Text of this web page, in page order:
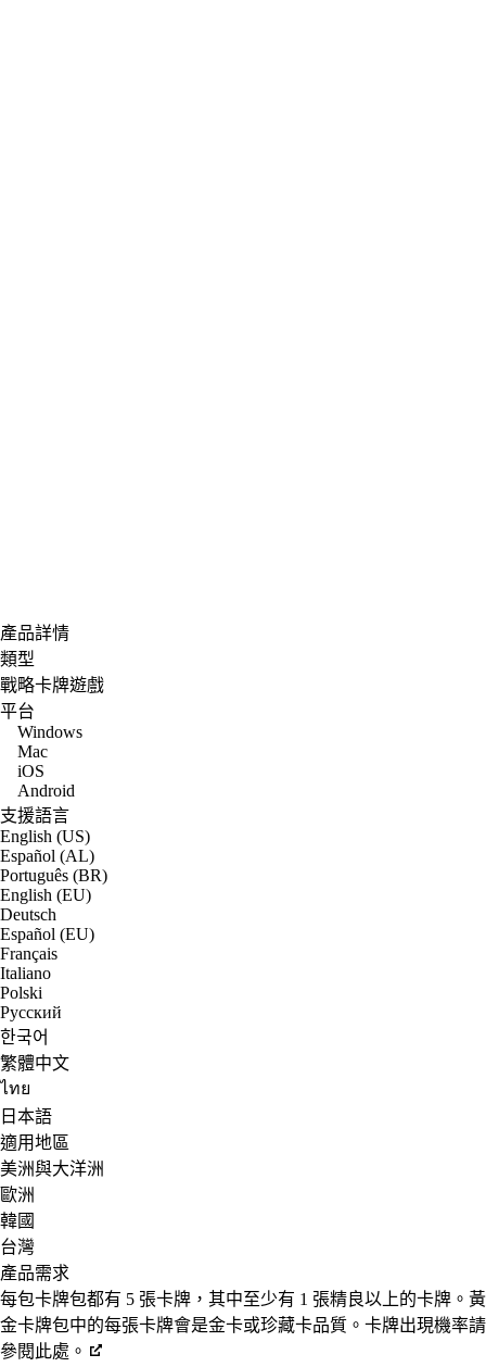
產品詳情
類型
戰略卡牌遊戲
平台
Windows
Mac
iOS
Android
支援語言
English (US)
Español (AL)
Português (BR)
English (EU)
Deutsch
Español (EU)
Français
Italiano
Polski
Русский
한국어
繁體中文
ไทย
日本語
適用地區
美洲與大洋洲
歐洲
韓國
台灣
產品需求
每包卡牌包都有 5 張卡牌，其中至少有 1 張精良以上的卡牌。黃
金卡牌包中的每張卡牌會是金卡或珍藏卡品質。卡牌出現機率請
參閱此處。